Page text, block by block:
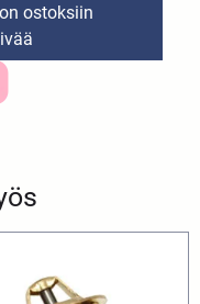
ostoksiin